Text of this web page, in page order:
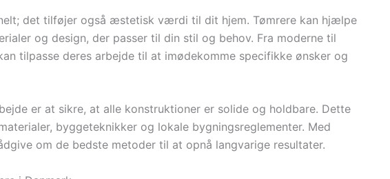
det tilføjer også æstetisk værdi til dit hjem. Tømrere kan hjælpe
og design, der passer til din stil og behov. Fra moderne til
tilpasse deres arbejde til at imødekomme specifikke ønsker og
er at sikre, at alle konstruktioner er solide og holdbare. Dette
byggeteknikker og lokale bygningsreglementer. Med
om de bedste metoder til at opnå langvarige resultater.